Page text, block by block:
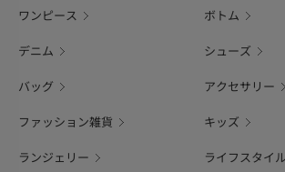
ワンピース ボトム
デニム シューズ
バッグ アクセサリー
ファッション雑貨 キッズ
ランジェリー ライフスタイル